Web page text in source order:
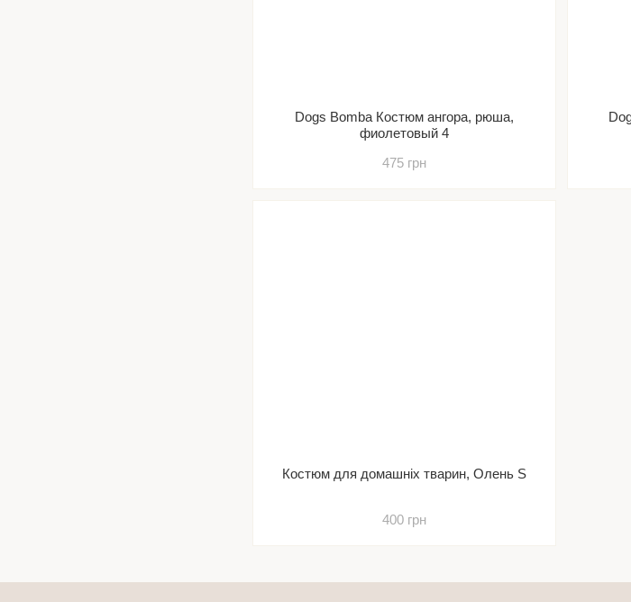
Dogs Bomba Костюм ангора, рюша,
фиолетовый 4
475 грн
Костюм для домашніх тварин, Олень S
400 грн